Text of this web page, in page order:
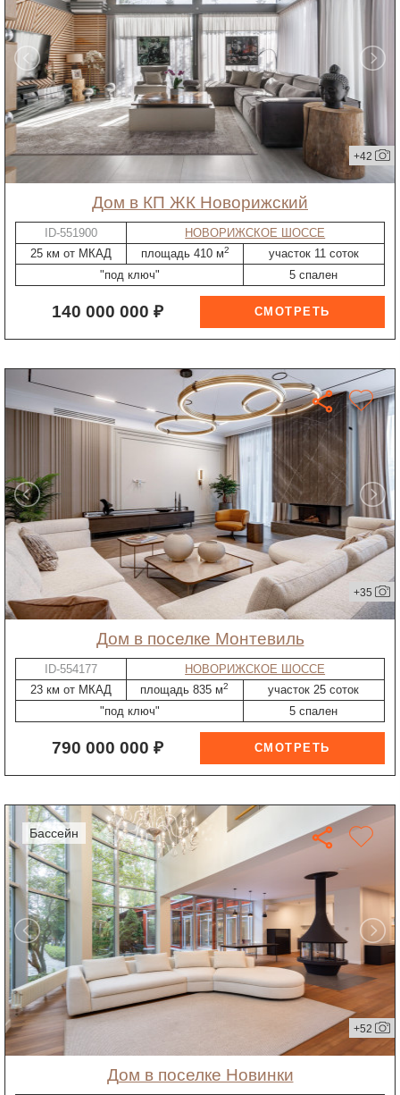
+42
дом в КП ЖК Новорижский
ID-551900
НОВОРИЖСКОЕ ШОССЕ
25 км от МКАД
площадь 410 м2
участок 11 соток
"под ключ"
5 спален
140 000 000 ₽
+35
дом в поселке Монтевиль
ID-554177
НОВОРИЖСКОЕ ШОССЕ
23 км от МКАД
площадь 835 м2
участок 25 соток
"под ключ"
5 спален
790 000 000 ₽
бассейн
+52
дом в поселке Новинки